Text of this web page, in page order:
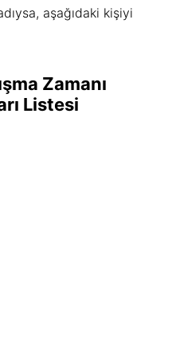
aşağıdaki kişiyi
Zamanı
Listesi